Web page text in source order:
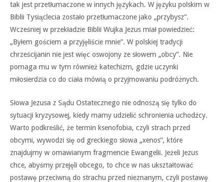
tak jest przetłumaczone w innych językach. W języku polskim w
Biblii Tysiąclecia zostało przetłumaczone jako „przybysz”.
Wcześniej w przekładzie Biblii Wujka Jezus miał powiedzieć:
„Byłem gościem a przyjęliście mnie”. W polskiej tradycji
chrześcijanin nie jest więc oswojony ze słowem „obcy”. Nie
pomaga mu w tym również katechizm, gdzie uczynki
miłosierdzia co do ciała mówią o przyjmowaniu podróżnych.
Słowa Jezusa z Sądu Ostatecznego nie odnoszą się tylko do
sytuacji kryzysowej, kiedy mamy udzielić schronienia uchodźcy.
Warto podkreślić, że termin ksenofobia, czyli strach przed
obcymi, wywodzi się od greckiego słowa „xenos”, które
znajdujmy w omawianym fragmencie Ewangelii. Jeżeli Jezus
chce, abyśmy przejęli obcego, to chce w nas ukształtować
postawę przeciwną do strachu przed nieznanym, czyli postawę